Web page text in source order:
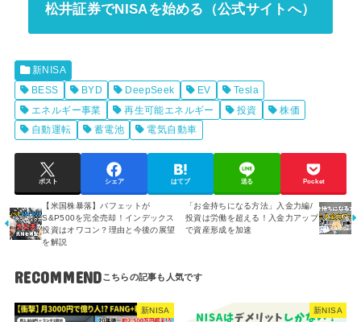
松井証券でNISAを始める（公式サイトへ）
新NISA
BESS
BYD DeepSeek EV
Tesla
エネルギー事業
再生可能エネルギー 投資
株価
自動運転
蓄電池 電気自動車
ポスト シェア はてブ 送る Pocket
【米国株暴落】バフェットが
S&P500を完全売却！インデックス
投資はオワコン？理由と今後の展望
を解説
「お金持ちになる方法」入金力編/
投資は労働を超える！入金力アップ
で資産形成を加速
RECOMMEND
新NISA 新NISA